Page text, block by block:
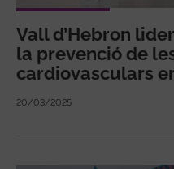
Vall d’Hebron
la prevenció de
cardiovasculars
20/03/2025